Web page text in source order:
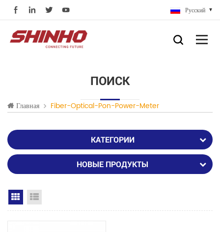
Русский
ПОИСК
Главная Fiber-Optical-Pon-Power-Meter
КАТЕГОРИИ
НОВЫЕ ПРОДУКТЫ
Grid View